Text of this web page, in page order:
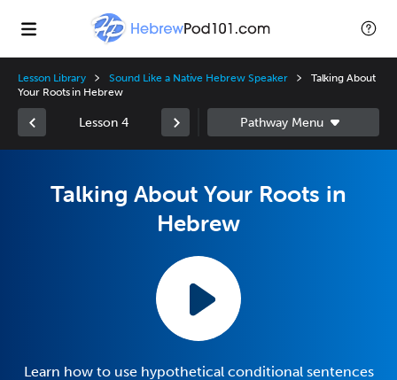
Lesson Library Sound Like a Native Hebrew Speaker
Talking About
Your Roots in Hebrew
Lesson 4
Talking About Your Roots in
Hebrew
Learn how to use hypothetical conditional sentences